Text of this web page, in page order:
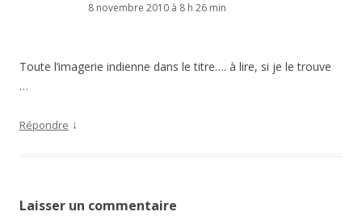
8 novembre 2010 à 8 h 26 min
Toute l’imagerie indienne dans le titre…. à lire, si je le trouve
…
Répondre ↓
Laisser un commentaire